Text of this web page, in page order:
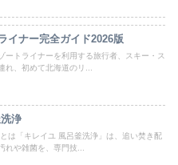
イナー完全ガイド2026版
ートライナーを利用する旅行者、スキー・ス
れ、初めて北海道のリ...
浄
は「キレイユ 風呂釜洗浄」は、追い焚き配
れや雑菌を、専門技...